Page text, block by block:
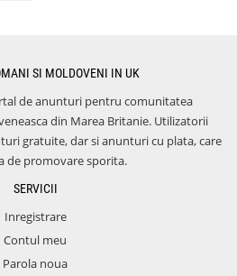
SI MOLDOVENI IN UK
de anunturi pentru comunitatea
din Marea Britanie. Utilizatorii
gratuite, dar si anunturi cu plata, care
de promovare sporita.
SERVICII
Inregistrare
Contul meu
Parola noua